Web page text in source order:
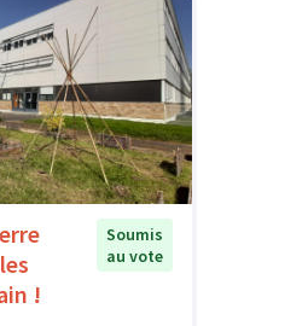
!
Soumis
au vote